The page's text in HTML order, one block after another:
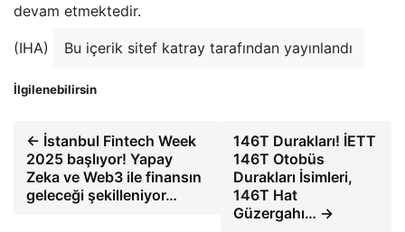
devam etmektedir.
(IHA) Bu içerik sitef katray tarafından yayınlandı
İlgilenebilirsin
← İstanbul Fintech Week
2025 başlıyor! Yapay
Zeka ve Web3 ile finansın
geleceği şekilleniyor…
146T Durakları! İETT
146T Otobüs
Durakları İsimleri,
146T Hat
Güzergahı… →